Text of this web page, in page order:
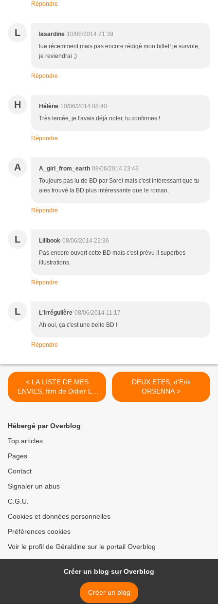
Répondre
L lasardine 10/06/2014 21:39
lue récemment mais pas encore rédigé mon billet! je survole,
je reviendrai ;)
Répondre
H Hélène 10/06/2014 08:40
Très tentée, je l'avais déjà noter, tu confirmes !
Répondre
A A_girl_from_earth 08/06/2014 23:43
Toujours pas lu de BD par Sorel mais c'est intéressant que tu
aies trouvé la BD plus intéressante que le roman.
Répondre
L Lilibook 08/06/2014 22:36
Pas encore ouvert cette BD mais c'est prévu !! superbes
illustrations.
Répondre
L L'Irrégulière 08/06/2014 11:17
Ah oui, ça c'est une belle BD !
Répondre
< LA LISTE DE MES
ENVIES, film de Didier LE
PECHEUR
DEUX ETES, d'Erik
ORSENNA >
Hébergé par Overblog
Top articles
Pages
Contact
Signaler un abus
C.G.U.
Cookies et données personnelles
Préférences cookies
Voir le profil de Géraldine sur le portail Overblog
Créer un blog sur Overblog
Créer un blog